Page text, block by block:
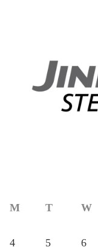
M T W
4
5 6